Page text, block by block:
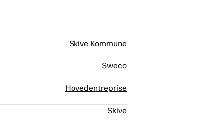
Skive Kommune
Sweco
Hovedentreprise
Skive